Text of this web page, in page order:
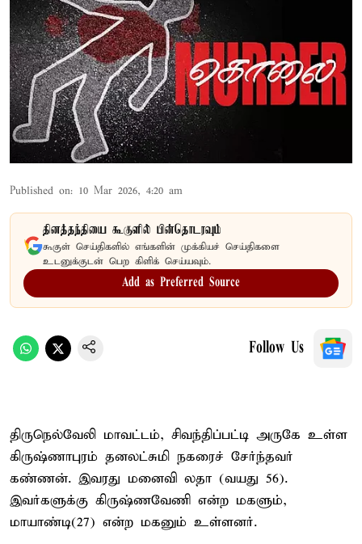
Published on: 10 Mar 2026, 4:20 am
தினத்தந்தியை கூகுளில் பின்தொடரவும்
கூகுள் செய்திகளில் எங்களின் முக்கியச் செய்திகளை
உடனுக்குடன் பெற கிளிக் செய்யவும்.
Add as Preferred Source
Follow Us
திருநெல்வேலி மாவட்டம், சிவந்திப்பட்டி அருகே உள்ள
கிருஷ்ணாபுரம் தனலட்சுமி நகரைச் சேர்ந்தவர்
கண்ணன். இவரது மனைவி லதா (வயது 56).
இவர்களுக்கு கிருஷ்ணவேணி என்ற மகளும்,
மாயாண்டி(27) என்ற மகனும் உள்ளனர்.